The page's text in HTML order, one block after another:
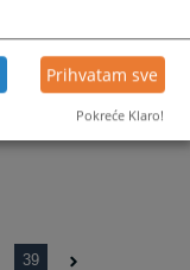
39
Prihvatam sve
Pokreće Klaro!